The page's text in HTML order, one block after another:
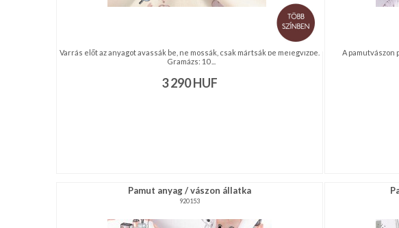
Varrás előt az anyagot avassák be, ne mossák, csak mártsák be melegvízbe.
Gramázs: 10 ...
3 290HUF
A pamutvászon
Pamut anyag / vászon állatka
920153